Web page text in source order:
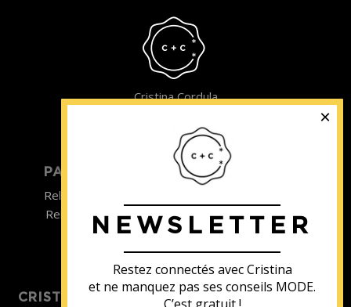
Cristina Cordula
PARTICULIER
Relooking homme
Relooking femme
ENTREPRISE
ENTREPRISE
Formations
CRISTINA SOUTIENT
NEWSLETTER
Restez connectés avec Cristina
et ne manquez pas ses conseils MODE.